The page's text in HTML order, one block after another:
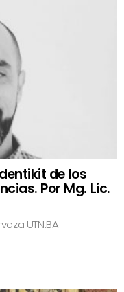
de los
Por Mg. Lic.
UTN.BA